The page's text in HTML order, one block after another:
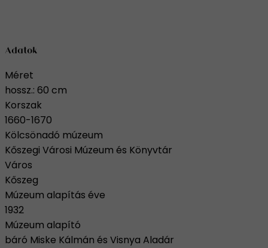
Adatok
Méret
hossz.: 60 cm
Korszak
1660-1670
Kölcsönadó múzeum
Kőszegi Városi Múzeum és Könyvtár
Város
Kőszeg
Múzeum alapítás éve
1932
Múzeum alapító
báró Miske Kálmán és Visnya Aladár